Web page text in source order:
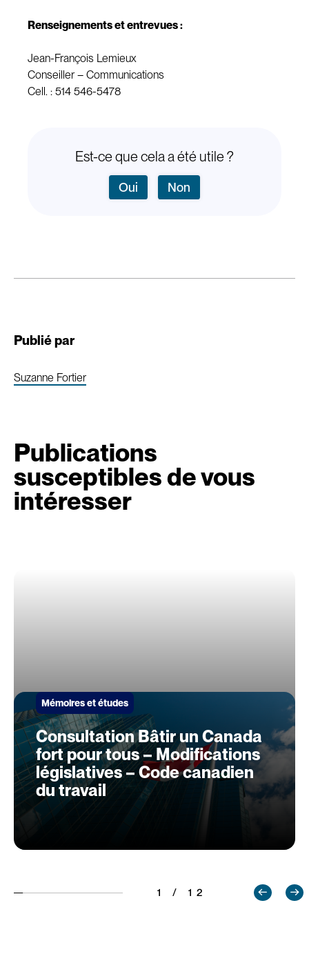
Renseignements et entrevues :
Jean-François Lemieux
Conseiller – Communications
Cell. : 514 546-5478
Est-ce que cela a été utile ?
Oui Non
Publié par
Suzanne Fortier
Publications
susceptibles de vous
intéresser
Mémoires et études
Consultation Bâtir un Canada
fort pour tous – Modifications
législatives – Code canadien
du travail
1 / 12